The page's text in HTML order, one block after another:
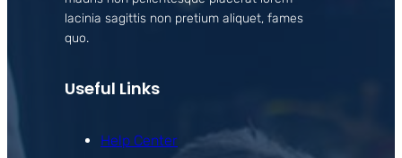
lacinia sagittis non pretium aliquet, fames
quo.
Useful Links
Help Center